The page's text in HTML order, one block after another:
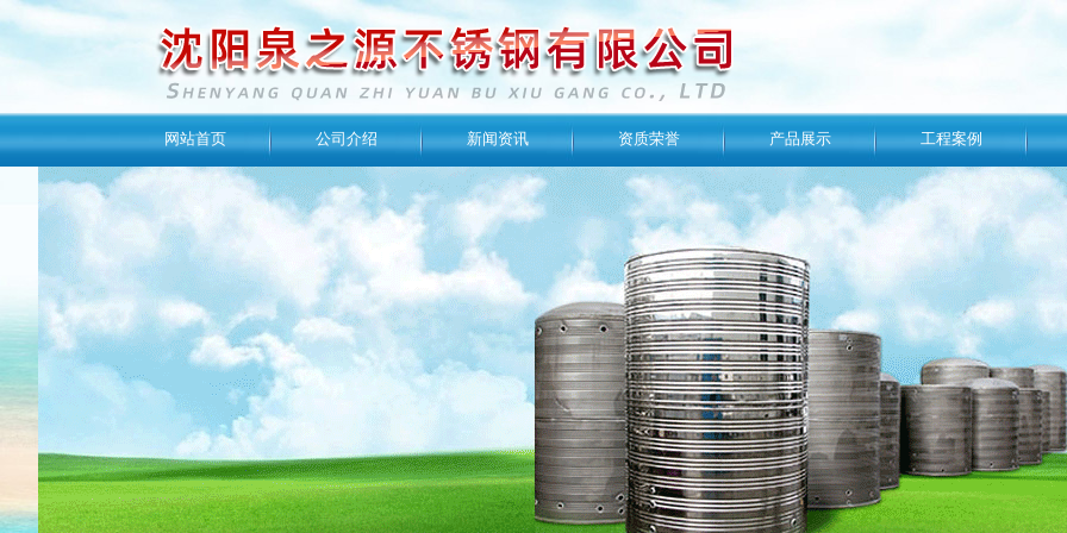
网站首页 公司介绍 新闻资讯 资质荣誉 产品展示 工程案例